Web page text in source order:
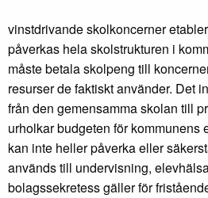
vinstdrivande skolkoncerner
påverkas hela skolstrukturen i
måste betala skolpeng till
resurser de faktiskt använder. Det
från den gemensamma skolan till
urholkar budgeten för kommunens
kan inte heller påverka eller
används till undervisning,
bolagssekretess gäller för